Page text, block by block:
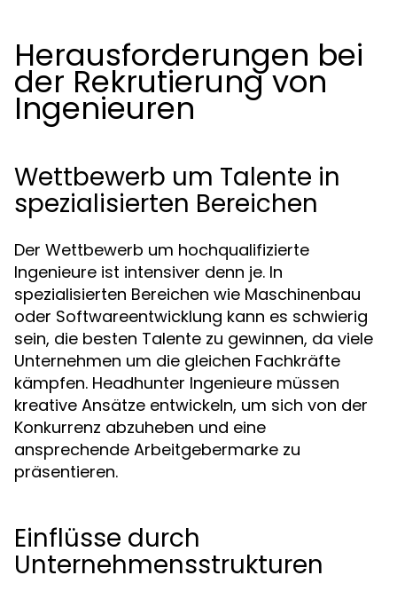
Herausforderungen bei
der Rekrutierung von
Ingenieuren
Wettbewerb um Talente in
spezialisierten Bereichen
Der Wettbewerb um hochqualifizierte
Ingenieure ist intensiver denn je. In
spezialisierten Bereichen wie Maschinenbau
oder Softwareentwicklung kann es schwierig
sein, die besten Talente zu gewinnen, da viele
Unternehmen um die gleichen Fachkräfte
kämpfen. Headhunter Ingenieure müssen
kreative Ansätze entwickeln, um sich von der
Konkurrenz abzuheben und eine
ansprechende Arbeitgebermarke zu
präsentieren.
Einflüsse durch
Unternehmensstrukturen